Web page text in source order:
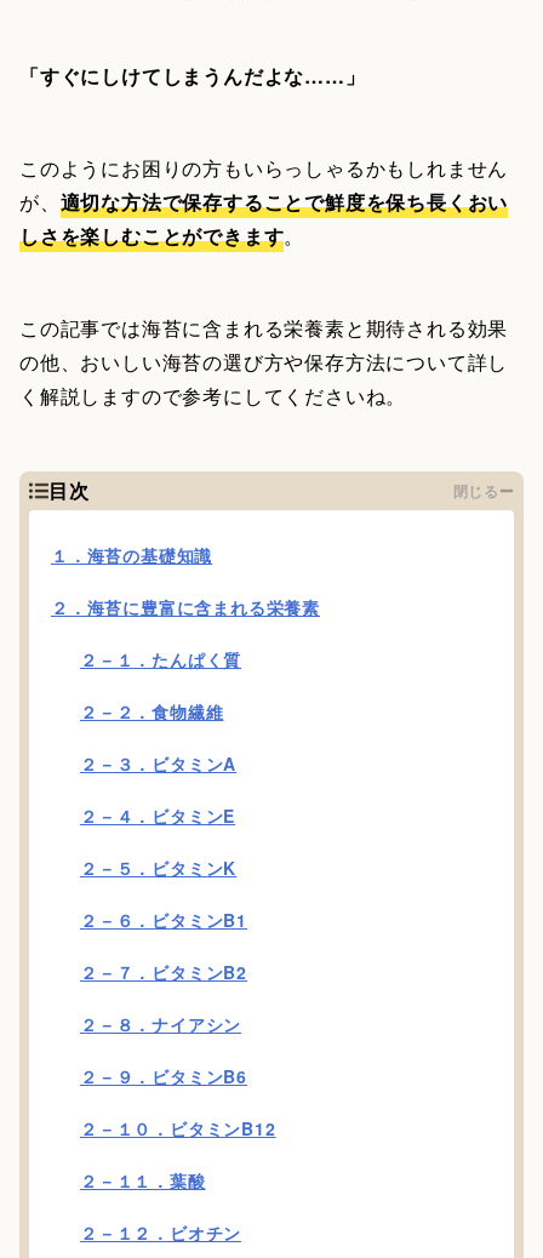
「すぐにしけてしまうんだよな……」
このようにお困りの方もいらっしゃるかもしれません
が、 適切な方法で保存することで鮮度を保ち長くおい
しさを楽しむことができます。
この記事では海苔に含まれる栄養素と期待される効果
の他、おいしい海苔の選び方や保存方法について詳し
く解説しますので参考にしてくださいね。
目次 閉じる
１．海苔の基礎知識
２．海苔に豊富に含まれる栄養素
２－１．たんぱく質
２－２．食物繊維
２－３．ビタミンA
２－４．ビタミンE
２－５．ビタミンK
２－６．ビタミンB1
２－７．ビタミンB2
２－８．ナイアシン
２－９．ビタミンB6
２－１０．ビタミンB12
２－１１．葉酸
２－１２．ビオチン